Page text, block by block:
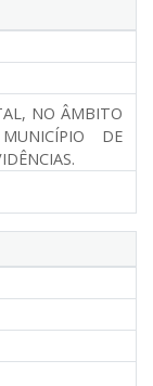
NO ÂMBITO
DE